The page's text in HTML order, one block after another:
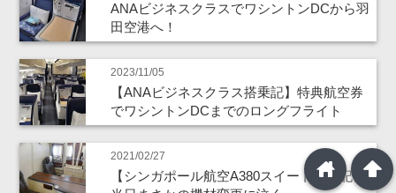
ANAビジネスクラスでワシントンDCから羽
田空港へ！
2023/11/05
【ANAビジネスクラス搭乗記】特典航空券
でワシントンDCまでのロングフライト
2021/02/27
【シンガポール航空A380スイート搭乗記】 arrowup
home